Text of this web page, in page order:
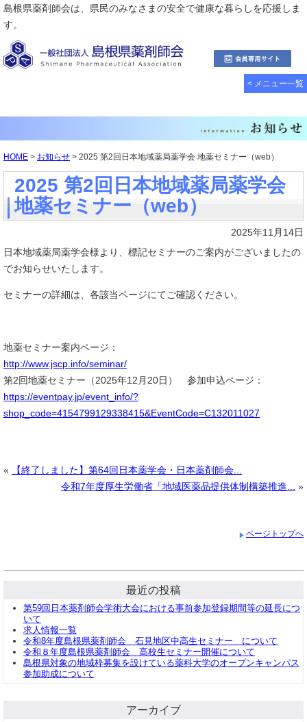
島根県薬剤師会は、県民のみなさまの安全で健康な暮らしを応援しま
す。
< メニュー一覧
HOME > お知らせ > 2025 第2回日本地域薬局薬学会 地薬セミナー（web）
2025 第2回日本地域薬局薬学会
地薬セミナー（web）
2025年11月14日
日本地域薬局薬学会様より、標記セミナーのご案内がございましたの
でお知らせいたします。
セミナーの詳細は、各該当ページにてご確認ください。
地薬セミナー案内ページ：
http://www.jscp.info/seminar/
第2回地薬セミナー（2025年12月20日） 参加申込ページ：
https://eventpay.jp/event_info/?
shop_code=4154799129338415&EventCode=C132011027
«
【終了しました】第64回日本薬学会・日本薬剤師会...
令和7年度厚生労働省「地域医薬品提供体制構築推進... »
ページトップへ
最近の投稿
第59回日本薬剤師会学術大会における事前参加登録期間等の延長につ
いて
求人情報一覧
令和8年度島根県薬剤師会 石見地区中高生セミナー について
令和８年度島根県薬剤師会 高校生セミナー開催について
島根県対象の地域枠募集を設けている薬科大学のオープンキャンパス
参加助成について
アーカイブ